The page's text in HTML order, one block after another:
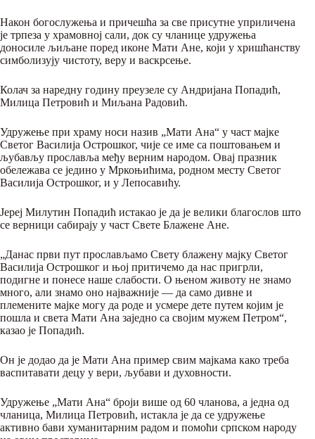
Након богослужења и причешћа за све присутне уприличена
је трпеза у храмовној сали, док су чланице удружења
доносиле љиљане поред иконе Мати Ане, који у хришћанству
симболизују чистоту, веру и васкрсење.
Колач за наредну годину преузеле су Андријана Попадић,
Милица Петровић и Миљана Радовић.
Удружење при храму носи назив „Мати Ана“ у част мајке
Светог Василија Острошког, чије се име са поштовањем и
љубављу прославља међу верним народом. Овај празник
обележава се једино у Мркоњићима, родном месту Светог
Василија Острошког, и у Лепосавићу.
Јереј Милутин Попадић истакао је да је велики благослов што
се верници сабирају у част Свете Блажене Ане.
„Данас први пут прослављамо Свету блажену мајку Светог
Василија Острошког и њој притичемо да нас пригрли,
подигне и понесе наше слабости. О њеном животу не знамо
много, али знамо оно најважније — да само дивне и
племените мајке могу да роде и усмере дете путем којим је
пошла и света Мати Ана заједно са својим мужем Петром“,
казао је Попадић.
Он је додао да је Мати Ана пример свим мајкама како треба
васпитавати децу у вери, љубави и духовности.
Удружење „Мати Ана“ броји више од 60 чланова, а једна од
чланица, Милица Петровић, истакла је да се удружење
активно бави хуманитарним радом и помоћи српском народу